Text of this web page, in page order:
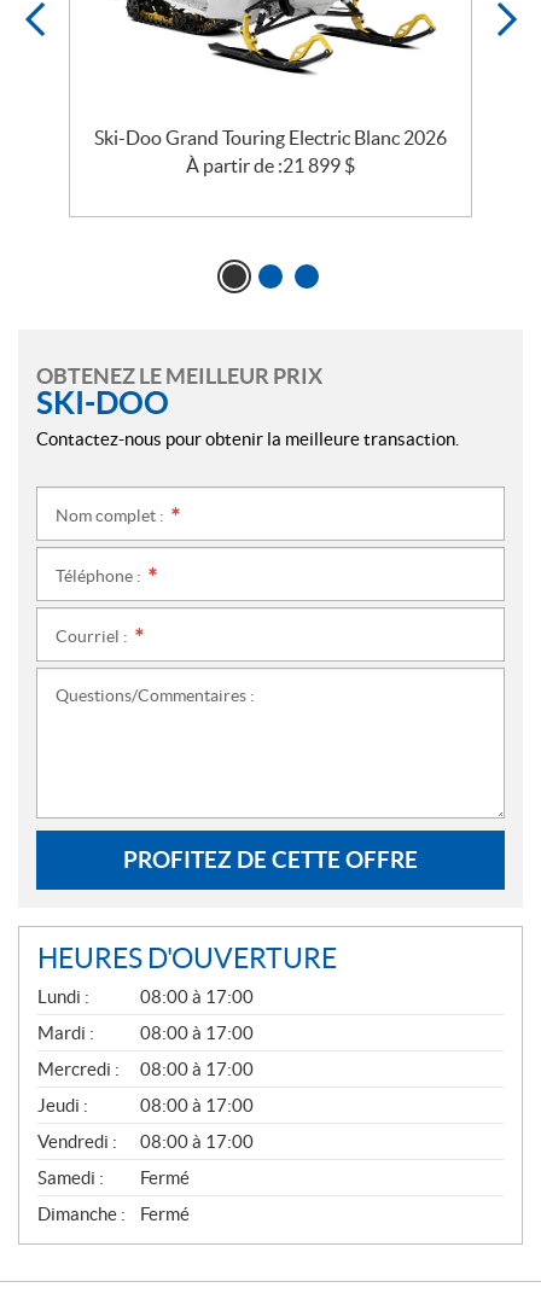
Ski-Doo Grand Touring Electric Blanc 2026
À partir de :21 899 $
OBTENEZ LE MEILLEUR PRIX
SKI-DOO
Contactez-nous pour obtenir la meilleure transaction.
Nom complet :
Téléphone :
Courriel :
Questions/Commentaires :
PROFITEZ DE CETTE OFFRE
HEURES D'OUVERTURE
G
É
N
É
R
A
L
Lundi :
08:00 à 17:00
Mardi :
08:00 à 17:00
Mercredi :
08:00 à 17:00
Jeudi :
08:00 à 17:00
Vendredi :
08:00 à 17:00
Samedi :
Fermé
Dimanche :
Fermé